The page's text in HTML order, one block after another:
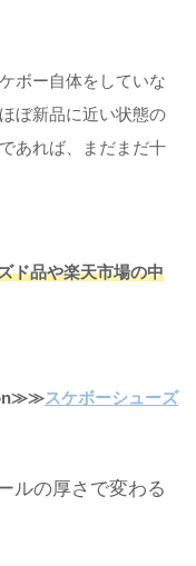
ボー自体をしていな
ぼ新品に近い状態の
あれば、まだまだ十
ド品や楽天市場の中
スケボーシューズ
ルの厚さで変わる